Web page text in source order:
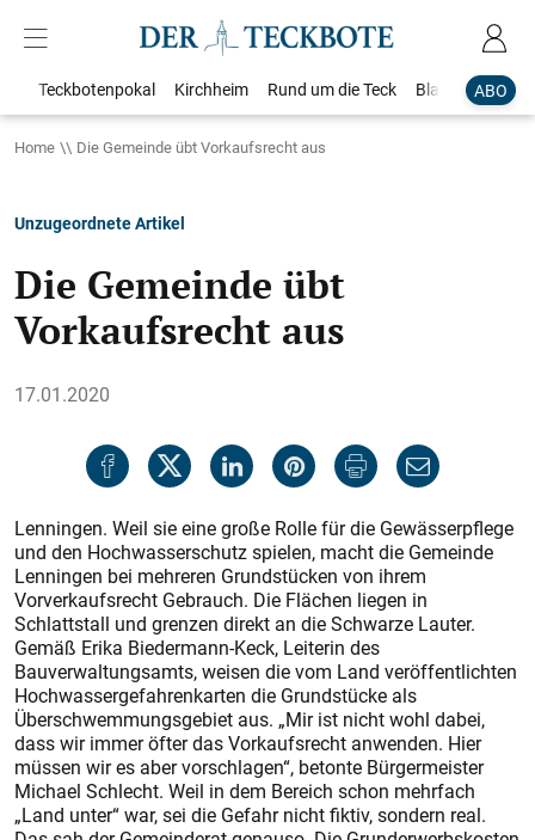
ABO
Teckbotenpokal Kirchheim Rund um die Teck Blaulicht
Home Die Gemeinde übt Vorkaufsrecht aus
Unzugeordnete Artikel
Die Gemeinde übt
Vorkaufsrecht aus
17.01.2020
Lenningen. Weil sie eine große Rolle für die Gewässerpflege
und den Hochwasserschutz spielen, macht die Gemeinde
Lenningen bei mehreren Grundstücken von ihrem
Vorverkaufsrecht Gebrauch. Die Flächen liegen in
Schlattstall und grenzen direkt an die Schwarze Lauter.
Gemäß Erika Biedermann-Keck, Leiterin des
Bauverwaltungsamts, weisen die vom Land veröffentlichten
Hochwassergefahrenkarten die Grundstücke als
Überschwemmungsgebiet aus. „Mir ist nicht wohl dabei,
dass wir immer öfter das Vorkaufsrecht anwenden. Hier
müssen wir es aber vorschlagen“, betonte Bürgermeister
Michael Schlecht. Weil in dem Bereich schon mehrfach
„Land unter“ war, sei die Gefahr nicht fiktiv, sondern real.